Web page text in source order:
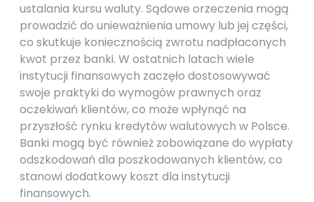
ustalania kursu waluty. Sądowe orzeczenia mogą
prowadzić do unieważnienia umowy lub jej części,
co skutkuje koniecznością zwrotu nadpłaconych
kwot przez banki. W ostatnich latach wiele
instytucji finansowych zaczęło dostosowywać
swoje praktyki do wymogów prawnych oraz
oczekiwań klientów, co może wpłynąć na
przyszłość rynku kredytów walutowych w Polsce.
Banki mogą być również zobowiązane do wypłaty
odszkodowań dla poszkodowanych klientów, co
stanowi dodatkowy koszt dla instytucji
finansowych.